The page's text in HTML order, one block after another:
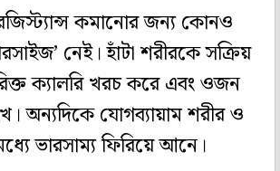
কমানোর জন্য কোনও
নেই। হাঁটা শরীরকে সক্রিয়
ক্যালরি খরচ করে এবং ওজন
অন্যদিকে যোগব্যায়াম শরীর ও
ভারসাম্য ফিরিয়ে আনে।